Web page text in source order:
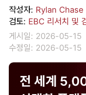
작성자: Rylan Chase
검토: EBC 리서치 및
게시일: 2026-05-15
수정일: 2026-05-15